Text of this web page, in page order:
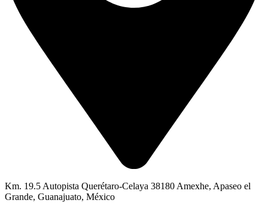
Km. 19.5 Autopista Querétaro-Celaya 38180 Amexhe, Apaseo el
Grande, Guanajuato, México